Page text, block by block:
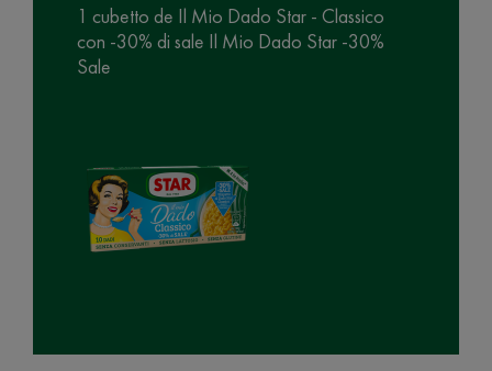
1 cubetto de Il Mio Dado Star - Classico
con -30% di sale Il Mio Dado Star -30%
Sale